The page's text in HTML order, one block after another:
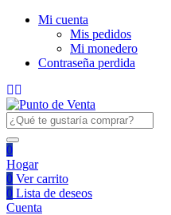
Mi cuenta
Mis pedidos
Mi monedero
Contraseña perdida
0
Hogar
0 Ver carrito
0 Lista de deseos
Cuenta